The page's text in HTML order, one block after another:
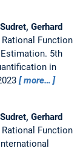
Gerhard
Function
5th
in
more…
Gerhard
Function